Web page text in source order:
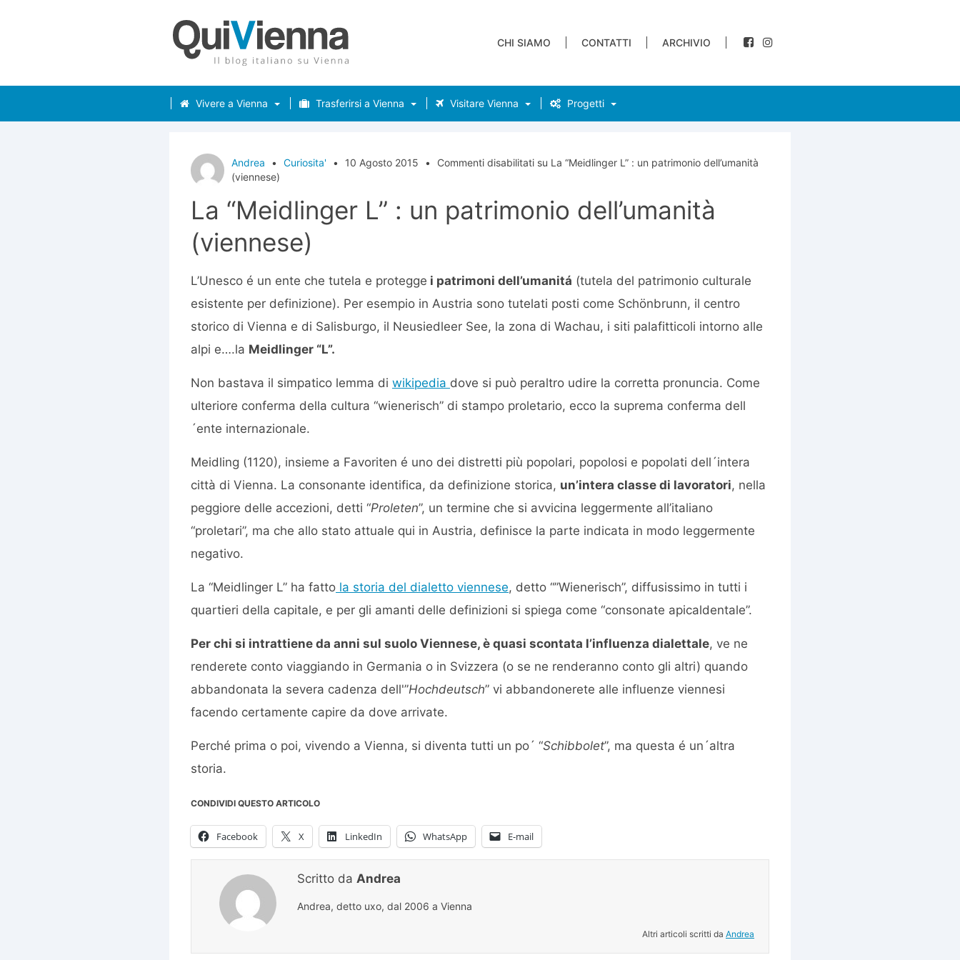
CHI SIAMO CONTATTI ARCHIVIO
Vivere a Vienna Trasferirsi a Vienna Visitare Vienna Progetti
Andrea • Curiosita' • 10 Agosto 2015 • Commenti disabilitatisu La “Meidlinger L” : un patrimonio dell’umanità
(viennese)
La “Meidlinger L” : un patrimonio dell’umanità
(viennese)
L’Unesco é un ente che tutela e protegge i patrimoni dell’umanitá (tutela del patrimonio culturale
esistente per definizione). Per esempio in Austria sono tutelati posti come Schönbrunn, il centro
storico di Vienna e di Salisburgo, il Neusiedleer See, la zona di Wachau, i siti palafitticoli intorno alle
alpi e….la Meidlinger “L”.
Non bastava il simpatico lemma di wikipedia dove si può peraltro udire la corretta pronuncia. Come
ulteriore conferma della cultura “wienerisch” di stampo proletario, ecco la suprema conferma dell
´ente internazionale.
Meidling (1120), insieme a Favoriten é uno dei distretti più popolari, popolosi e popolati dell´intera
città di Vienna. La consonante identifica, da definizione storica, un’intera classe di lavoratori, nella
peggiore delle accezioni, detti “Proleten”, un termine che si avvicina leggermente all’italiano
“proletari”, ma che allo stato attuale qui in Austria, definisce la parte indicata in modo leggermente
negativo.
La “Meidlinger L” ha fatto la storia del dialetto viennese, detto “”Wienerisch”, diffusissimo in tutti i
quartieri della capitale, e per gli amanti delle definizioni si spiega come “consonate apicaldentale”.
Per chi si intrattiene da anni sul suolo Viennese, è quasi scontata l’influenza dialettale, ve ne
renderete conto viaggiando in Germania o in Svizzera (o se ne renderanno conto gli altri) quando
abbandonata la severa cadenza dell'”Hochdeutsch” vi abbandonerete alle influenze viennesi
facendo certamente capire da dove arrivate.
Perché prima o poi, vivendo a Vienna, si diventa tutti un po´ “Schibbolet”, ma questa é un´altra
storia.
CONDIVIDI QUESTO ARTICOLO
Facebook X LinkedIn WhatsApp E-mail
Scritto da Andrea
Andrea, detto uxo, dal 2006 a Vienna
Altri articoli scritti daAndrea